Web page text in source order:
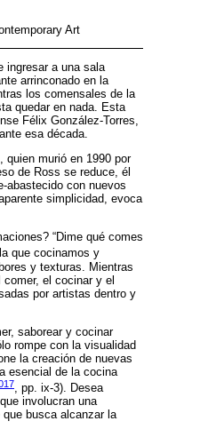
Art
ingresar a una sala
arrinconado en la
los comensales de la
quedar en nada. Esta
Félix González-Torres,
esa década.
quien murió en 1990 por
de Ross se reduce, él
abastecido con nuevos
simplicidad, evoca
“Dime qué comes
que cocinamos y
y texturas. Mientras
el cocinar y el
por artistas dentro y
saborear y cocinar
rompe con la visualidad
la creación de nuevas
esencial de la cocina
, pp. ix-3). Desea
involucran una
busca alcanzar la